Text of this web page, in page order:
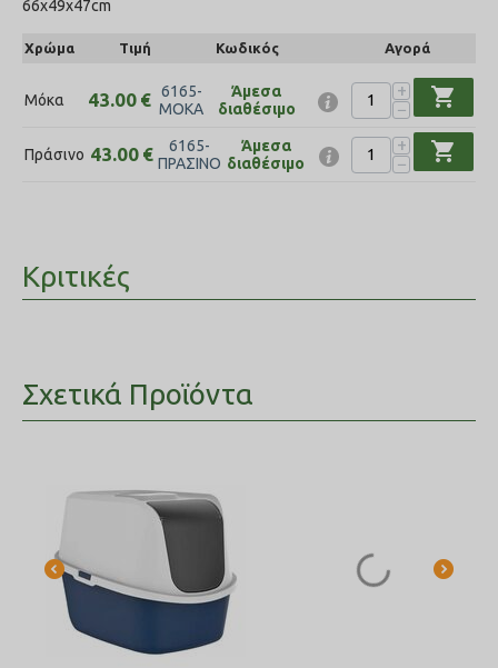
66x49x47cm
Χρώμα Τιμή Κωδικός Αγορά
Μόκα 43.00 € 6165-
ΜΟΚΑ
Άμεσα
διαθέσιμο
+
−
shopping_cart
Πράσινο 43.00 €
6165-
ΠΡΑΣΙΝΟ
Άμεσα
διαθέσιμο
+
−
shopping_cart
Κριτικές
Σχετικά Προϊόντα